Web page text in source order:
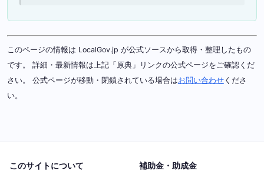
このページの情報は LocalGov.jp が公式ソースから取得・整理したもの
です。 詳細・最新情報は上記「原典」リンクの公式ページをご確認くだ
さい。 公式ページが移動・閉鎖されている場合はお問い合わせ くださ
い。
このサイトについて 補助金・助成金